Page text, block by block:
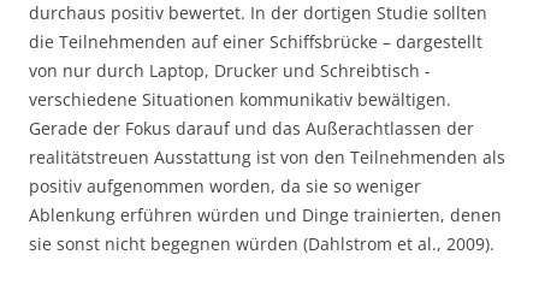
durchaus positiv bewertet. In der dortigen Studie sollten
die Teilnehmenden auf einer Schiffsbrücke – dargestellt
von nur durch Laptop, Drucker und Schreibtisch -
verschiedene Situationen kommunikativ bewältigen.
Gerade der Fokus darauf und das Außerachtlassen der
realitätstreuen Ausstattung ist von den Teilnehmenden als
positiv aufgenommen worden, da sie so weniger
Ablenkung erführen würden und Dinge trainierten, denen
sie sonst nicht begegnen würden (Dahlstrom et al., 2009).